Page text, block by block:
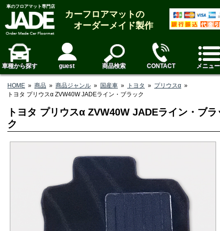
車のフロアマット専門店
カーフロアマットの
オーダーメイド製作
車種から探す guest 商品検索 CONTACT メニュー
HOME » 商品 » 商品ジャンル » 国産車 » トヨタ » プリウスα »
トヨタ プリウスα ZVW40W JADEライン・ブラック
トヨタ プリウスα ZVW40W JADEライン・ブラ
ク